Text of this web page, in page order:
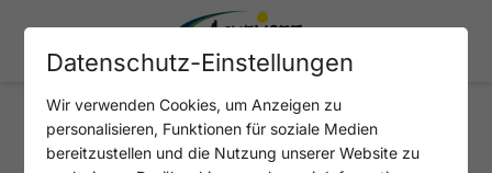
Laternenwanderung für die
Datenschutz-Einstellungen
Wir verwenden Cookies, um Anzeigen zu
personalisieren, Funktionen für soziale Medien
bereitzustellen und die Nutzung unserer Website zu